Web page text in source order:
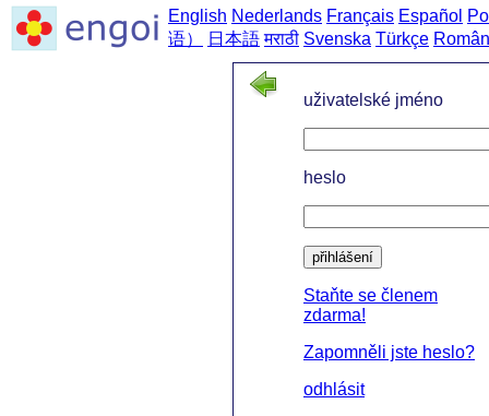
English Nederlands Français Español
语）
日本語 मराठी Svenska Türkçe
uživatelské jméno
heslo
přihlášení
Staňte se členem
zdarma!
Zapomněli jste heslo?
odhlásit